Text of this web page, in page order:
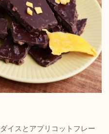
イスとアプリコットフレー